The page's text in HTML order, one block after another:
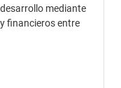
mediante
financieros entre